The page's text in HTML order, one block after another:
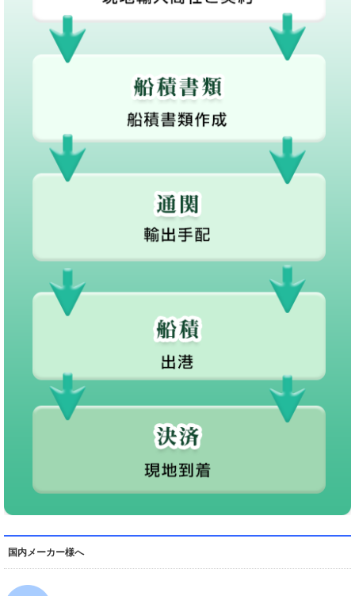
国内メーカー様へ